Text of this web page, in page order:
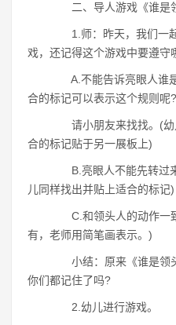
二、导人游戏《谁是
1.师：昨天，我们一起
戏，还记得这个游戏中要遵守
A.不能告诉亮眼人谁
合的标记可以表示这个规则呢?
请小朋友来找找。(幼
合的标记贴于另一展板上)
B.亮眼人不能先转过
儿同样找出并贴上适合的标记)
C.和领头人的动作一
有，老师用简笔画表示。)
小结：原来《谁是领头
你们都记住了吗?
2.幼儿进行游戏。